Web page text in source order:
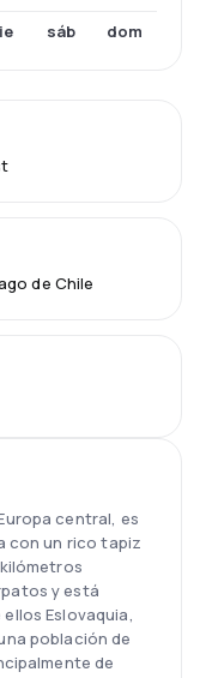
sáb dom
de Chile
central, es
con un rico tapiz
y está
Eslovaquia,
población de
de